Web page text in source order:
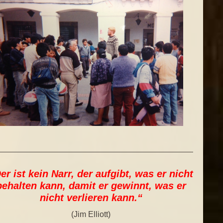
ist kein Narr, der aufgibt, was er nicht
kann, damit er gewinnt, was er
nicht verlieren kann.“
(Jim Elliott)